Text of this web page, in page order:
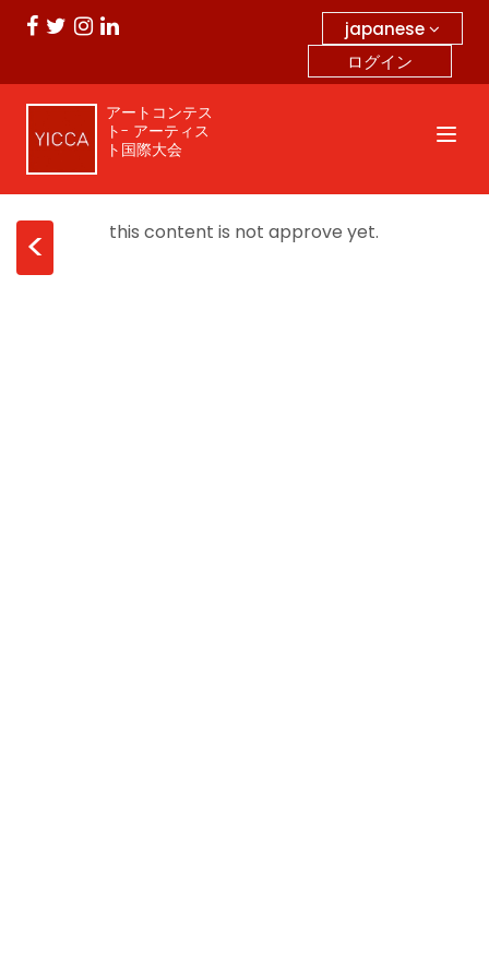
japanese
ログイン
アートコンテス
ト- アーティス
ト国際大会
< this content is not approve yet.